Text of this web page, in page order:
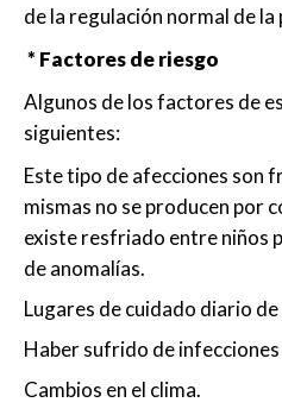
de la regulación normal de
* Factores de riesgo
Algunos de los factores de
siguientes:
Este tipo de afecciones son
mismas no se producen por
existe resfriado entre niños
de anomalías.
Lugares de cuidado diario
Haber sufrido de
Cambios en el clima.